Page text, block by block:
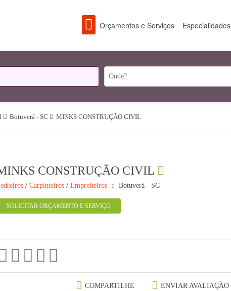
Orçamentos e Serviços Especialidades
Botuverá - SC MINKS CONSTRUÇÃO CIVIL
CONSTRUÇÃO CIVIL
/Carpinteiros /Empreiteiros Botuverá - SC
SOLICITAR ORÇAMENTO E SERVIÇO
COMPARTILHE ENVIAR AVALIAÇÃO